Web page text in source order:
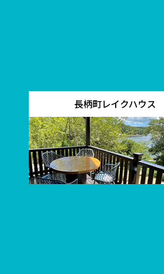
長柄町レイクハウス